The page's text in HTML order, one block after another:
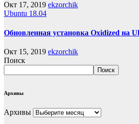
Окт 17, 2019 ekzorchik
Ubuntu 18.04
Обновленная установка Oxidized на
Окт 15, 2019 ekzorchik
Поиск
Поиск
Архивы
Архивы